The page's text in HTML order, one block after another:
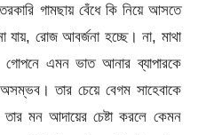
গামছায় বেঁধে কি নিয়ে আসতে
যায়, রোজ আবর্জনা হচ্ছে। না, মাথা
গোপনে এমন ভাত আনার ব্যাপারকে
তার চেয়ে বেগম সাহেবাকে
মন আদায়ের চেষ্টা করলে কেমন